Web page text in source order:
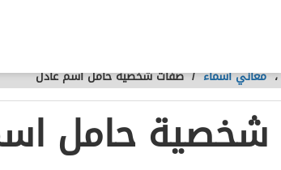
،معاني أسماء /صفات شخصية حامل اسم عادل
حامل